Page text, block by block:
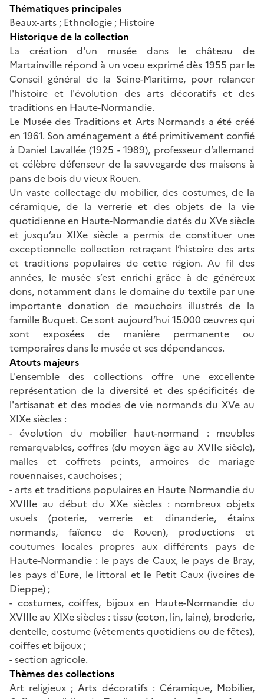
Thématiques principales
Beaux-arts ; Ethnologie ; Histoire
Historique de la collection
La création d'un musée dans le château de
Martainville répond à un voeu exprimé dès 1955 par le
Conseil général de la Seine-Maritime, pour relancer
l'histoire et l'évolution des arts décoratifs et des
traditions en Haute-Normandie.
Le Musée des Traditions et Arts Normands a été créé
en 1961. Son aménagement a été primitivement confié
à Daniel Lavallée (1925 - 1989), professeur d’allemand
et célèbre défenseur de la sauvegarde des maisons à
pans de bois du vieux Rouen.
Un vaste collectage du mobilier, des costumes, de la
céramique, de la verrerie et des objets de la vie
quotidienne en Haute-Normandie datés du XVe siècle
et jusqu’au XIXe siècle a permis de constituer une
exceptionnelle collection retraçant l’histoire des arts
et traditions populaires de cette région. Au fil des
années, le musée s’est enrichi grâce à de généreux
dons, notamment dans le domaine du textile par une
importante donation de mouchoirs illustrés de la
famille Buquet. Ce sont aujourd’hui 15.000 œuvres qui
sont exposées de manière permanente ou
temporaires dans le musée et ses dépendances.
Atouts majeurs
L'ensemble des collections offre une excellente
représentation de la diversité et des spécificités de
l'artisanat et des modes de vie normands du XVe au
XIXe siècles :
- évolution du mobilier haut-normand : meubles
remarquables, coffres (du moyen âge au XVIIe siècle),
malles et coffrets peints, armoires de mariage
rouennaises, cauchoises ;
- arts et traditions populaires en Haute Normandie du
XVIIIe au début du XXe siècles : nombreux objets
usuels (poterie, verrerie et dinanderie, étains
normands, faïence de Rouen), productions et
coutumes locales propres aux différents pays de
Haute-Normandie : le pays de Caux, le pays de Bray,
les pays d'Eure, le littoral et le Petit Caux (ivoires de
Dieppe) ;
- costumes, coiffes, bijoux en Haute-Normandie du
XVIIIe au XIXe siècles : tissu (coton, lin, laine), broderie,
dentelle, costume (vêtements quotidiens ou de fêtes),
coiffes et bijoux ;
- section agricole.
Thèmes des collections
Art religieux ; Arts décoratifs : Céramique, Mobilier,